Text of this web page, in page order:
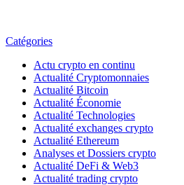
Catégories
Actu crypto en continu
Actualité Cryptomonnaies
Actualité Bitcoin
Actualité Économie
Actualité Technologies
Actualité exchanges crypto
Actualité Ethereum
Analyses et Dossiers crypto
Actualité DeFi & Web3
Actualité trading crypto